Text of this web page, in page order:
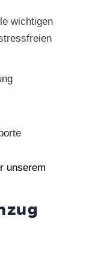
wichtigen
unserem